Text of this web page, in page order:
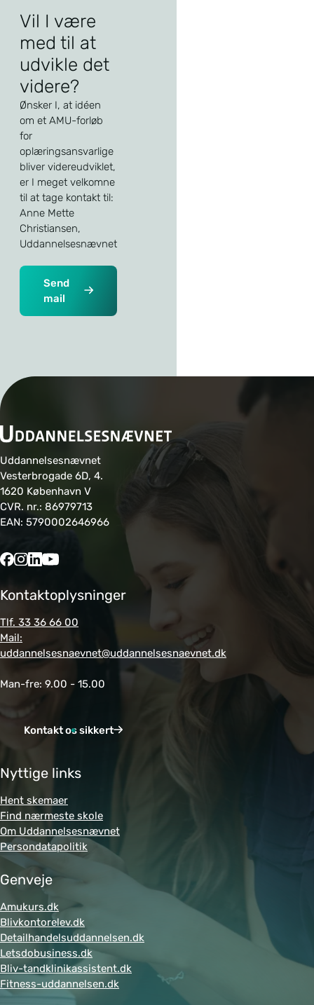
Vil I være
med til at
udvikle det
videre?
Ønsker I, at idéen
om et AMU-forløb
for
oplæringsansvarlige
bliver videreudviklet,
er I meget velkomne
til at tage kontakt til:
Anne Mette
Christiansen,
Uddannelsesnævnet
Send
mail
Uddannelsesnævnet
Vesterbrogade 6D, 4.
1620 København V
CVR. nr.: 86979713
EAN: 5790002646966
Kontaktoplysninger
Tlf. 33 36 66 00
Mail:
uddannelsesnaevnet@uddannelsesnaevnet.dk
Man-fre: 9.00 - 15.00
Kontakt os sikkert
Nyttige links
Hent skemaer
Find nærmeste skole
Om Uddannelsesnævnet
Persondatapolitik
Genveje
Amukurs.dk
Blivkontorelev.dk
Detailhandelsuddannelsen.dk
Letsdobusiness.dk
Bliv-tandklinikassistent.dk
Fitness-uddannelsen.dk